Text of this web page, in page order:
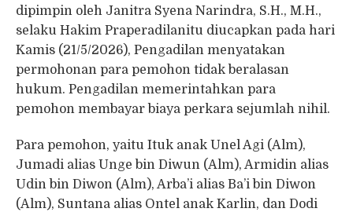
dipimpin oleh Janitra Syena Narindra, S.H., M.H.,
selaku Hakim Praperadilanitu diucapkan pada hari
Kamis (21/5/2026), Pengadilan menyatakan
permohonan para pemohon tidak beralasan
hukum. Pengadilan memerintahkan para
pemohon membayar biaya perkara sejumlah nihil.
Para pemohon, yaitu Ituk anak Unel Agi (Alm),
Jumadi alias Unge bin Diwun (Alm), Armidin alias
Udin bin Diwon (Alm), Arba’i alias Ba’i bin Diwon
(Alm), Suntana alias Ontel anak Karlin, dan Dodi